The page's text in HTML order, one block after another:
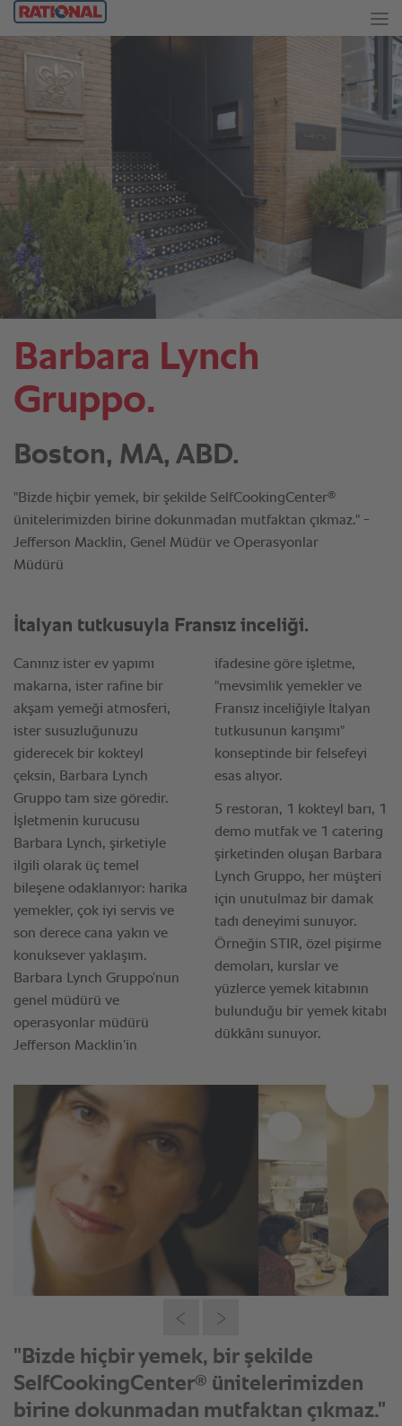
Barbara Lynch
Gruppo.
Boston, MA, ABD.
"Bizde hiçbir yemek, bir şekilde SelfCookingCenter®
ünitelerimizden birine dokunmadan mutfaktan çıkmaz." -
Jefferson Macklin, Genel Müdür ve Operasyonlar
Müdürü
"Bizde hiçbir yemek, bir şekilde
SelfCookingCenter® ünitelerimizden
birine dokunmadan mutfaktan çıkmaz."